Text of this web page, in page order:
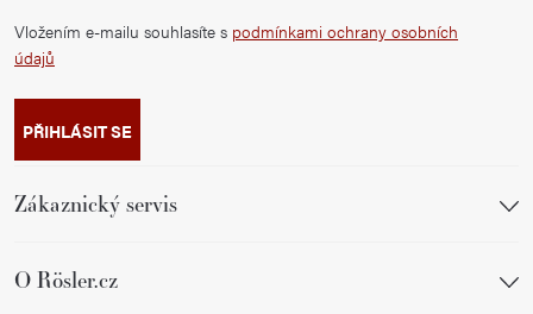
Vložením e-mailu souhlasíte s podmínkami ochrany osobních
údajů
PŘIHLÁSIT SE
Zákaznický servis
O Rösler.cz